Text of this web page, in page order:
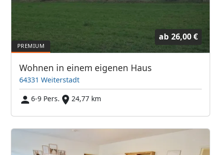
ab 26,00 €
Wohnen in einem eigenen Haus
64331 Weiterstadt
6-9 Pers.
24,77 km